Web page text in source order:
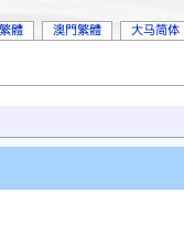
體 澳門繁體 大马简体